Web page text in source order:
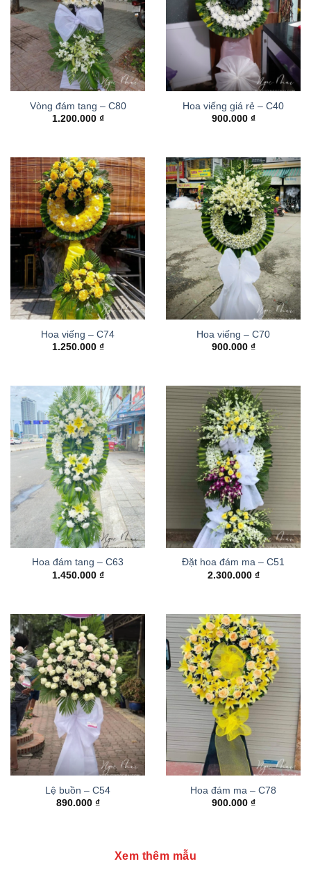
Vòng đám tang – C80
1.200.000 ₫
Hoa viếng giá rẻ – C40
900.000 ₫
Hoa viếng – C74
1.250.000 ₫
Hoa viếng – C70
900.000 ₫
Hoa đám tang – C63
1.450.000 ₫
Đặt hoa đám ma – C51
2.300.000 ₫
Lệ buồn – C54
890.000 ₫
Hoa đám ma – C78
900.000 ₫
Xem thêm mẫu